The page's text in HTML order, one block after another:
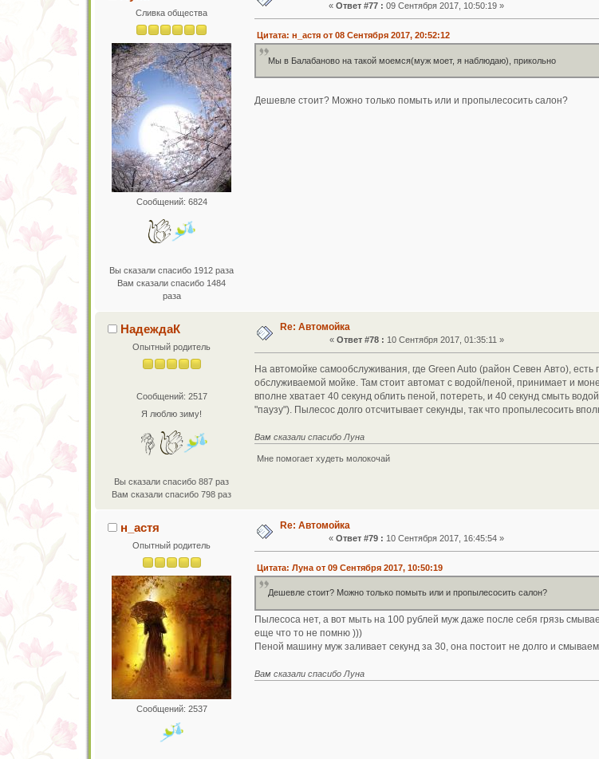
Сливка общества
Сообщений: 6824
Вы сказали спасибо 1912 раза
Вам сказали спасибо 1484
раза
«Ответ #77 : 09 Сентября 2017, 10:50:19 »
Цитата: н_астя от 08 Сентября 2017, 20:52:12
Мы в Балабаново на такой моемся(муж моет, я наблюдаю), прикольно
Дешевле стоит? Можно только помыть или и пропылесосить салон?
НадеждаК
Опытный родитель
Сообщений: 2517
Я люблю зиму!
Вы сказали спасибо 887 раз
Вам сказали спасибо 798 раз
Re: Автомойка
« Ответ #78 : 10 Сентября 2017, 01:35:11 »
На автомойке самообслуживания, где Green Auto (район Севен Авто),
обслуживаемой мойке. Там стоит автомат с водой/пеной, принимает и
вполне хватает 40 секунд облить пеной, потереть, и 40 секунд смыть
"паузу"). Пылесос долго отсчитывает секунды, так что пропылесосить
Вам сказали спасибо Луна
Мне помогает худеть молокочай
н_астя
Опытный родитель
Сообщений: 2537
Re: Автомойка
«Ответ #79 : 10 Сентября 2017, 16:45:54 »
Цитата: Луна от 09 Сентября 2017, 10:50:19
Дешевле стоит? Можно только помыть или и пропылесосить салон?
Пылесоса нет, а вот мыть на 100 рублей муж даже после себя грязь
еще что то не помню )))
Пеной машину муж заливает секунд за 30, она постоит не долго и смываем
Вам сказали спасибо Луна